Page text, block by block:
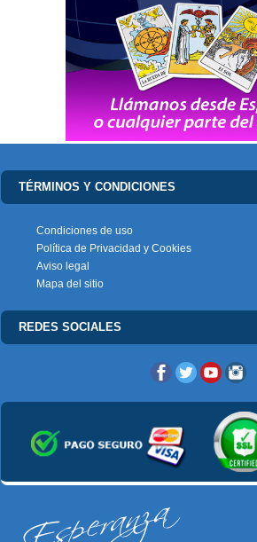
TÉRMINOS Y CONDICIONES
Condiciones de uso
Política de Privacidad y Cookies
Aviso legal
Mapa del sitio
REDES SOCIALES